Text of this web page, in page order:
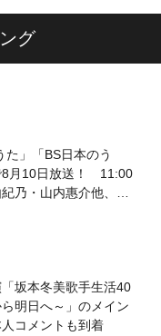
グ
た」「BS日本のう
8月10日放送！ 11:00
乃・山内惠介他、
坂本冬美歌手生活40
明日へ～」のメイン
コメントも到着